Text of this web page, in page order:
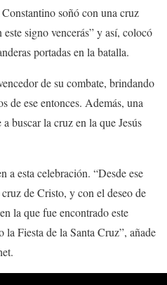
soñó con una cruz
signo vencerás” y así, colocó
portadas en la batalla.
de su combate, brindando
de ese entonces. Además, una
buscar la cruz en la que Jesús
a esta celebración. “Desde ese
de Cristo, y con el deseo de
la que fue encontrado este
la Fiesta de la Santa Cruz”, añade